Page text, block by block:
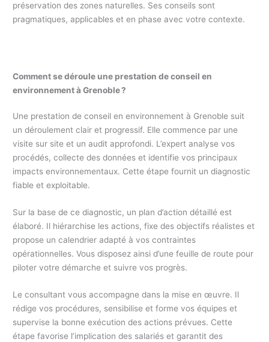
préservation des zones naturelles. Ses conseils sont
pragmatiques, applicables et en phase avec votre contexte.
Comment se déroule une prestation de conseil en
environnement à Grenoble ?
Une prestation de conseil en environnement à Grenoble suit
un déroulement clair et progressif. Elle commence par une
visite sur site et un audit approfondi. L’expert analyse vos
procédés, collecte des données et identifie vos principaux
impacts environnementaux. Cette étape fournit un diagnostic
fiable et exploitable.
Sur la base de ce diagnostic, un plan d’action détaillé est
élaboré. Il hiérarchise les actions, fixe des objectifs réalistes et
propose un calendrier adapté à vos contraintes
opérationnelles. Vous disposez ainsi d’une feuille de route pour
piloter votre démarche et suivre vos progrès.
Le consultant vous accompagne dans la mise en œuvre. Il
rédige vos procédures, sensibilise et forme vos équipes et
supervise la bonne exécution des actions prévues. Cette
étape favorise l’implication des salariés et garantit des